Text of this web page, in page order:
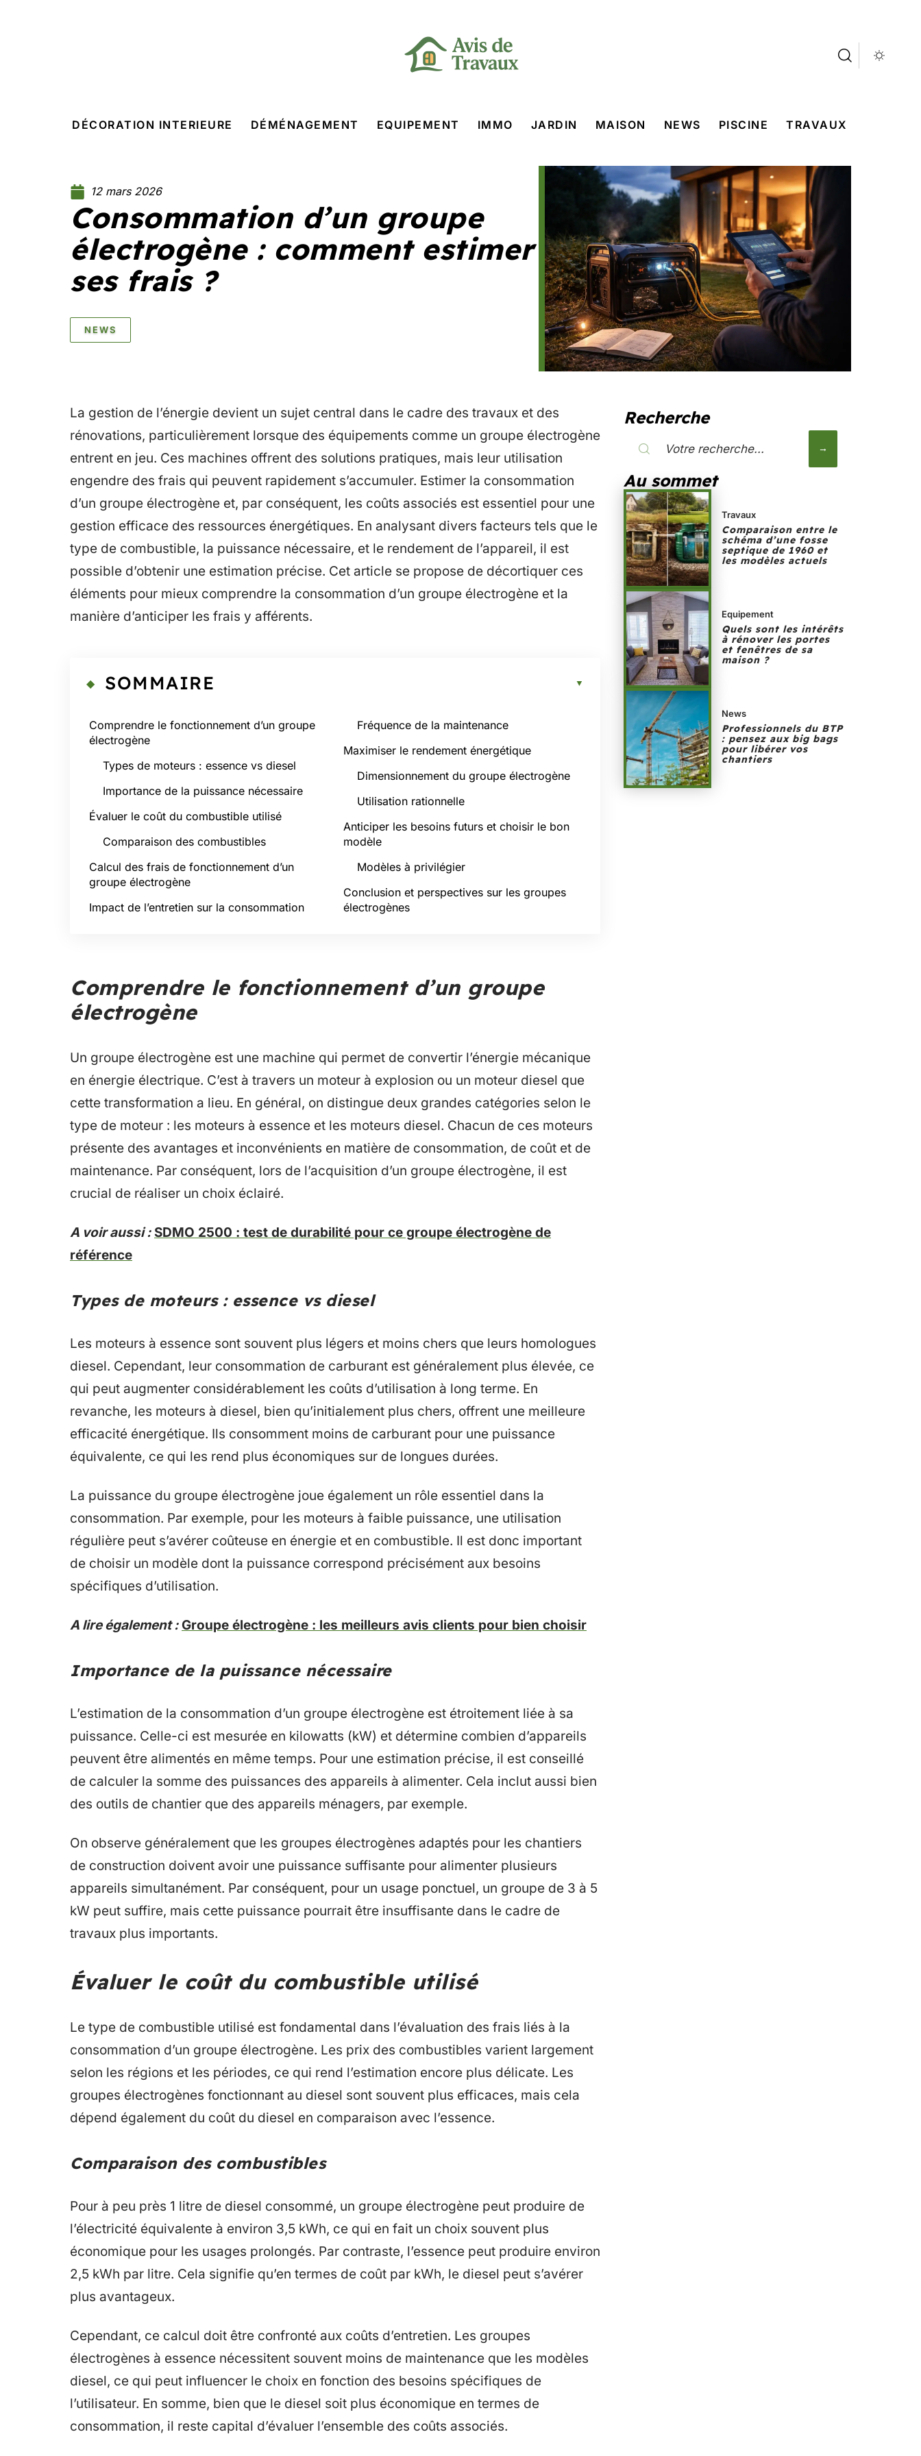
DÉCORATION INTERIEURE DÉMÉNAGEMENT EQUIPEMENT IMMO JARDIN MAISON NEWS PISCINE TRAVAUX
12 mars 2026
Consommation d’un groupe
électrogène : comment estimer
ses frais ?
NEWS
La gestion de l’énergie devient un sujet central dans le cadre des travaux et des
rénovations, particulièrement lorsque des équipements comme un groupe électrogène
entrent en jeu. Ces machines offrent des solutions pratiques, mais leur utilisation
engendre des frais qui peuvent rapidement s’accumuler. Estimer la consommation
d’un groupe électrogène et, par conséquent, les coûts associés est essentiel pour une
gestion efficace des ressources énergétiques. En analysant divers facteurs tels que le
type de combustible, la puissance nécessaire, et le rendement de l’appareil, il est
possible d’obtenir une estimation précise. Cet article se propose de décortiquer ces
éléments pour mieux comprendre la consommation d’un groupe électrogène et la
manière d’anticiper les frais y afférents.
SOMMAIRE
Comprendre le fonctionnement d’un groupe
électrogène
Types de moteurs : essence vs diesel
Importance de la puissance nécessaire
Évaluer le coût du combustible utilisé
Comparaison des combustibles
Calcul des frais de fonctionnement d’un
groupe électrogène
Impact de l’entretien sur la consommation
Fréquence de la maintenance
Maximiser le rendement énergétique
Dimensionnement du groupe électrogène
Utilisation rationnelle
Anticiper les besoins futurs et choisir le bon
modèle
Modèles à privilégier
Conclusion et perspectives sur les groupes
électrogènes
Comprendre le fonctionnement d’un groupe
électrogène
Un groupe électrogène est une machine qui permet de convertir l’énergie mécanique
en énergie électrique. C’est à travers un moteur à explosion ou un moteur diesel que
cette transformation a lieu. En général, on distingue deux grandes catégories selon le
type de moteur : les moteurs à essence et les moteurs diesel. Chacun de ces moteurs
présente des avantages et inconvénients en matière de consommation, de coût et de
maintenance. Par conséquent, lors de l’acquisition d’un groupe électrogène, il est
crucial de réaliser un choix éclairé.
A voir aussi : SDMO 2500 : test de durabilité pour ce groupe électrogène de
référence
Types de moteurs : essence vs diesel
Les moteurs à essence sont souvent plus légers et moins chers que leurs homologues
diesel. Cependant, leur consommation de carburant est généralement plus élevée, ce
qui peut augmenter considérablement les coûts d’utilisation à long terme. En
revanche, les moteurs à diesel, bien qu’initialement plus chers, offrent une meilleure
efficacité énergétique. Ils consomment moins de carburant pour une puissance
équivalente, ce qui les rend plus économiques sur de longues durées.
La puissance du groupe électrogène joue également un rôle essentiel dans la
consommation. Par exemple, pour les moteurs à faible puissance, une utilisation
régulière peut s’avérer coûteuse en énergie et en combustible. Il est donc important
de choisir un modèle dont la puissance correspond précisément aux besoins
spécifiques d’utilisation.
A lire également : Groupe électrogène : les meilleurs avis clients pour bien choisir
Importance de la puissance nécessaire
L’estimation de la consommation d’un groupe électrogène est étroitement liée à sa
puissance. Celle-ci est mesurée en kilowatts (kW) et détermine combien d’appareils
peuvent être alimentés en même temps. Pour une estimation précise, il est conseillé
de calculer la somme des puissances des appareils à alimenter. Cela inclut aussi bien
des outils de chantier que des appareils ménagers, par exemple.
On observe généralement que les groupes électrogènes adaptés pour les chantiers
de construction doivent avoir une puissance suffisante pour alimenter plusieurs
appareils simultanément. Par conséquent, pour un usage ponctuel, un groupe de 3 à 5
kW peut suffire, mais cette puissance pourrait être insuffisante dans le cadre de
travaux plus importants.
Évaluer le coût du combustible utilisé
Le type de combustible utilisé est fondamental dans l’évaluation des frais liés à la
consommation d’un groupe électrogène. Les prix des combustibles varient largement
selon les régions et les périodes, ce qui rend l’estimation encore plus délicate. Les
groupes électrogènes fonctionnant au diesel sont souvent plus efficaces, mais cela
dépend également du coût du diesel en comparaison avec l’essence.
Comparaison des combustibles
Pour à peu près 1 litre de diesel consommé, un groupe électrogène peut produire de
l’électricité équivalente à environ 3,5 kWh, ce qui en fait un choix souvent plus
économique pour les usages prolongés. Par contraste, l’essence peut produire environ
2,5 kWh par litre. Cela signifie qu’en termes de coût par kWh, le diesel peut s’avérer
plus avantageux.
Cependant, ce calcul doit être confronté aux coûts d’entretien. Les groupes
électrogènes à essence nécessitent souvent moins de maintenance que les modèles
diesel, ce qui peut influencer le choix en fonction des besoins spécifiques de
l’utilisateur. En somme, bien que le diesel soit plus économique en termes de
consommation, il reste capital d’évaluer l’ensemble des coûts associés.
Recherche
Au sommet
Travaux
Comparaison entre le
schéma d’une fosse
septique de 1960 et
les modèles actuels
Equipement
Quels sont les intérêts
à rénover les portes
et fenêtres de sa
maison ?
News
Professionnels du BTP
: pensez aux big bags
pour libérer vos
chantiers